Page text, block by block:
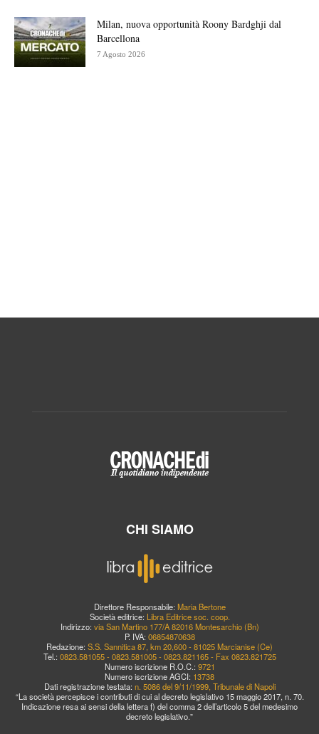
Milan, nuova opportunità Roony Bardghji dal
Barcellona
7 Agosto 2026
CHI SIAMO
Direttore Responsabile: Maria Bertone
Società editrice: Libra Editrice soc. coop.
Indirizzo: via San Martino 177/A 82016 Montesarchio (Bn)
P. IVA: 06854870638
Redazione: S.S. Sannitica 87, km 20,600 - 81025 Marcianise (Ce)
Tel.: 0823.581055 - 0823.581005 - 0823.821165 - Fax 0823.821725
Numero iscrizione R.O.C.: 9721
Numero iscrizione AGCI: 13738
Dati registrazione testata: n. 5086 del 9/11/1999, Tribunale di Napoli
“La società percepisce i contributi di cui al decreto legislativo 15 maggio 2017, n. 70.
Indicazione resa ai sensi della lettera f) del comma 2 dell’articolo 5 del medesimo
decreto legislativo.”